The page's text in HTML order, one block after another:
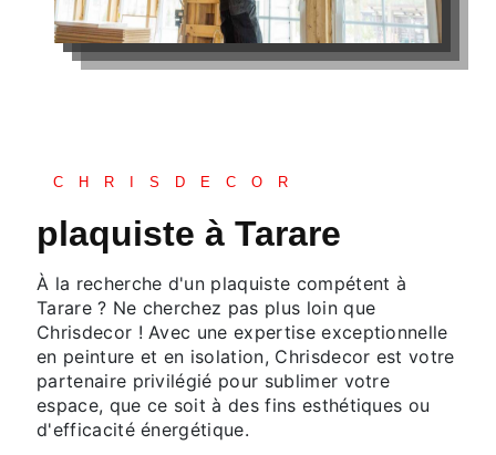
CHRISDECOR
plaquiste à Tarare
À la recherche d'un plaquiste compétent à
Tarare ? Ne cherchez pas plus loin que
Chrisdecor ! Avec une expertise exceptionnelle
en peinture et en isolation, Chrisdecor est votre
partenaire privilégié pour sublimer votre
espace, que ce soit à des fins esthétiques ou
d'efficacité énergétique.